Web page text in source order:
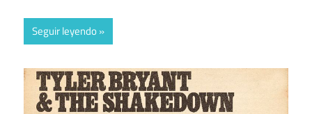
Seguir leyendo